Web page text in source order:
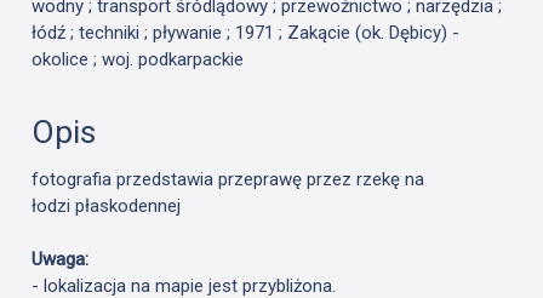
wodny ; transport śródlądowy ; przewoźnictwo ; narzędzia ;
łódź ; techniki ; pływanie ; 1971 ; Zakącie (ok. Dębicy) -
okolice ; woj. podkarpackie
Opis
fotografia przedstawia przeprawę przez rzekę na
łodzi płaskodennej
Uwaga:
- lokalizacja na mapie jest przybliżona.